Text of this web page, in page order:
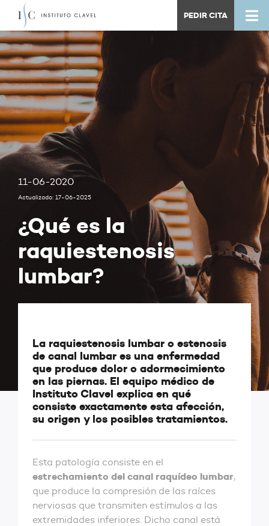
PEDIR CITA
11-06-2020
Actualizado: 17-06-2025
¿Qué es la
raquiestenosis
lumbar?
La raquiestenosis lumbar o estenosis
de canal lumbar es una enfermedad
que produce dolor o adormecimiento
en las piernas. El equipo médico de
Instituto Clavel explica en qué
consiste exactamente esta afección,
su origen y los posibles tratamientos.
Esta patología consiste en el
estrechamiento del canal raquídeo lumbar,
que produce la compresión de las raíces
nerviosas que transmiten estímulos a las
extremidades inferiores. Dicho canal está